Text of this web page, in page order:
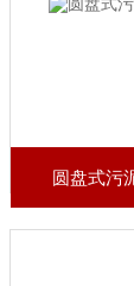
圆盘式污